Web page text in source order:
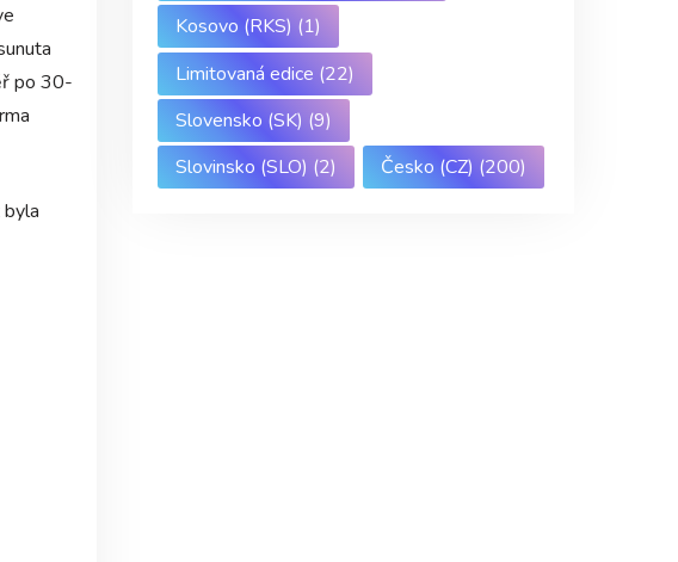
po 30-
Kosovo (RKS) (1)
Limitovaná edice (22)
Slovensko (SK) (9)
Slovinsko (SLO) (2) Česko (CZ) (200)